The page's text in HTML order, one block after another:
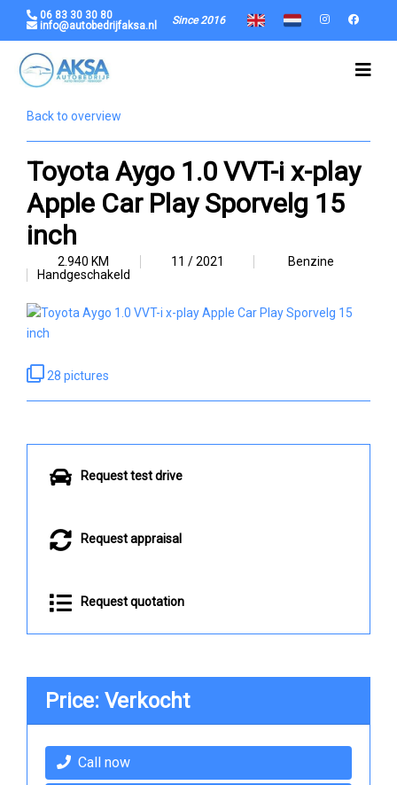
06 83 30 30 80
info@autobedrijfaksa.nl
Since 2016
Back to overview
Toyota Aygo 1.0 VVT-i x-play
Apple Car Play Sporvelg 15
inch
2.940 KM 11 / 2021
Benzine
Handgeschakeld
28 pictures
Request test drive
Request appraisal
Request quotation
Price: Verkocht
Call now